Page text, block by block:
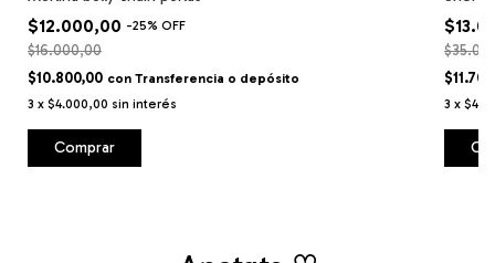
$12.000,00 -25% OFF
$16.000,00
$10.800,00 con Transferencia o depósito
3 x $4.000,00 sin interés
Comprar
3 x